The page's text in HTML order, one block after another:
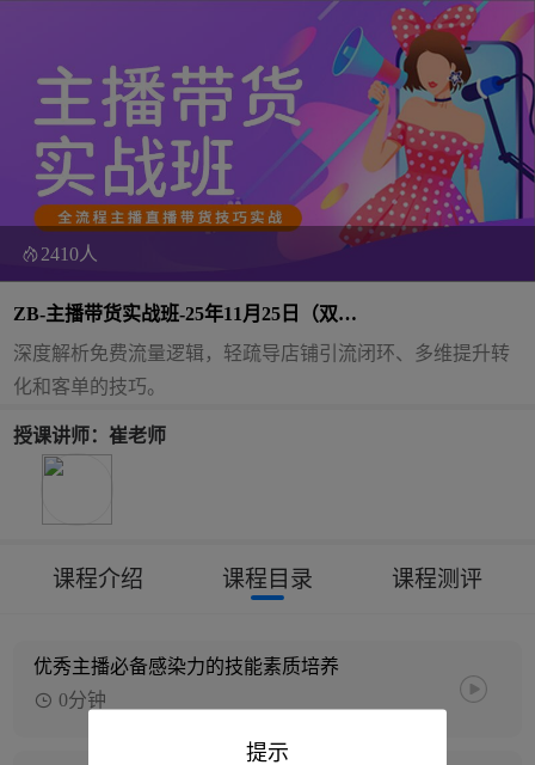
2410人
ZB-主播带货实战班-25年11月25日（双
师）
深度解析免费流量逻辑，轻疏导店铺引流闭环、多维提升转
化和客单的技巧。
授课讲师：崔老师
课程介绍 课程目录 课程测评
优秀主播必备感染力的技能素质培养
0分钟
提示